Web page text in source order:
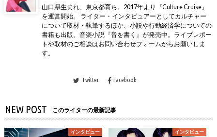
山口県生まれ、東京都育ち。2017年より『Culture Cruise』
を運営開始。 ライター・インタビュアーとしてカルチャー
について取材・執筆するほか、小説や行動経済学についての
書籍も出版。音楽小説『音を書く』が発売中。ライブレポー
トや取材のご相談はお問い合わせフォームからお願いしま
す。
Twitter Facebook
NEW POST このライターの最新記事
インタビュー インタビュー